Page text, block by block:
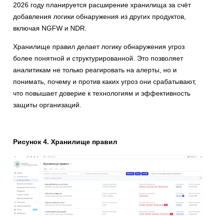
2026 году планируется расширение хранилища за счёт
добавления логики обнаружения из других продуктов,
включая NGFW и NDR.
Хранилище правил делает логику обнаружения угроз
более понятной и структурированной. Это позволяет
аналитикам не только реагировать на алерты, но и
понимать, почему и против каких угроз они срабатывают,
что повышает доверие к технологиям и эффективность
защиты организаций.
Рисунок 4. Хранилище правил